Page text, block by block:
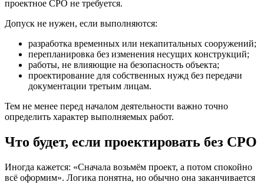
проектное СРО не требуется.
Допуск не нужен, если выполняются:
разработка временных или некапитальных сооружений;
перепланировка без изменения несущих конструкций;
работы, не влияющие на безопасность объекта;
проектирование для собственных нужд без передачи
документации третьим лицам.
Тем не менее перед началом деятельности важно точно
определить характер выполняемых работ.
Что будет, если проектировать без СРО
Иногда кажется: «Сначала возьмём проект, а потом спокойно
всё оформим». Логика понятна, но обычно она заканчивается